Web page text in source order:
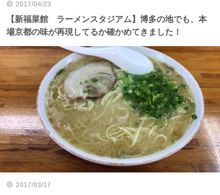
2017/04/23
【新福菜館 ラーメンスタジアム】博多の地でも、本
場京都の味が再現してるか確かめてきました！
2017/03/17